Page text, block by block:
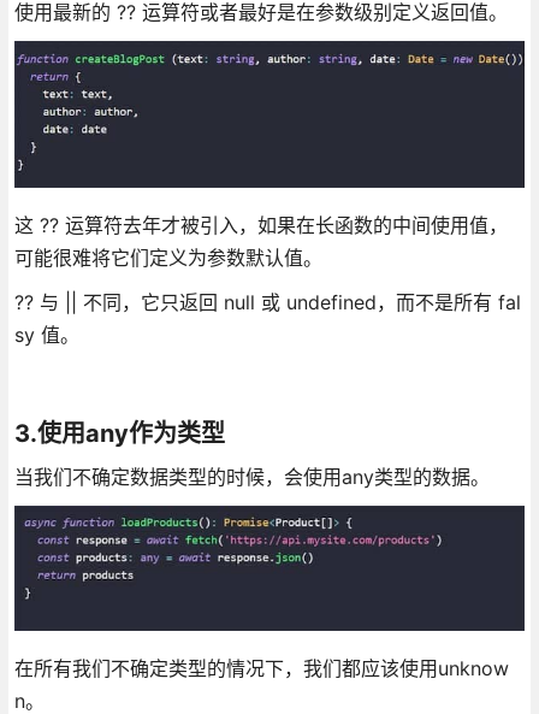
使用最新的 ?? 运算符或者最好是在参数级别定义返回值。
这 ?? 运算符去年才被引入，如果在长函数的中间使用值，
可能很难将它们定义为参数默认值。
?? 与 || 不同，它只返回 null 或 undefined，而不是所有 fal
sy 值。
3.使用any作为类型
当我们不确定数据类型的时候，会使用any类型的数据。
在所有我们不确定类型的情况下，我们都应该使用unknow
n。